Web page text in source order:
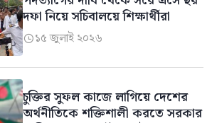
দফা নিয়ে সচিবালয়ে শিক্ষার্থীরা
১৫ জুলাই ২০২৬
চুক্তির সুফল কাজে লাগিয়ে দেশের
অর্থনীতিকে শক্তিশালী করতে সরকার